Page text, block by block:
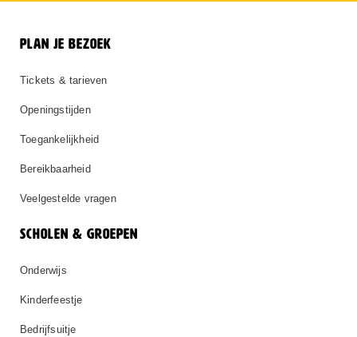
PLAN JE BEZOEK
Tickets & tarieven
Openingstijden
Toegankelijkheid
Bereikbaarheid
Veelgestelde vragen
SCHOLEN & GROEPEN
Onderwijs
Kinderfeestje
Bedrijfsuitje